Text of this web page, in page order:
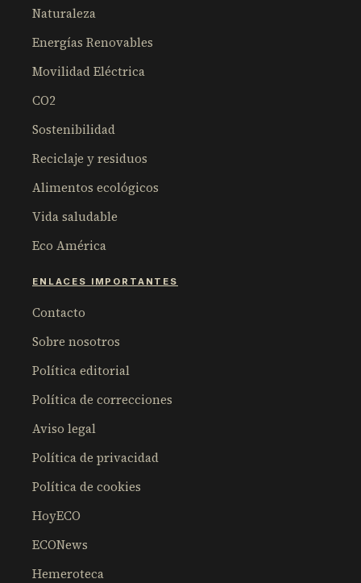
Naturaleza
Energías Renovables
Movilidad Eléctrica
CO2
Sostenibilidad
Reciclaje y residuos
Alimentos ecológicos
Vida saludable
Eco América
ENLACES IMPORTANTES
Contacto
Sobre nosotros
Política editorial
Política de correcciones
Aviso legal
Política de privacidad
Política de cookies
HoyECO
ECONews
Hemeroteca